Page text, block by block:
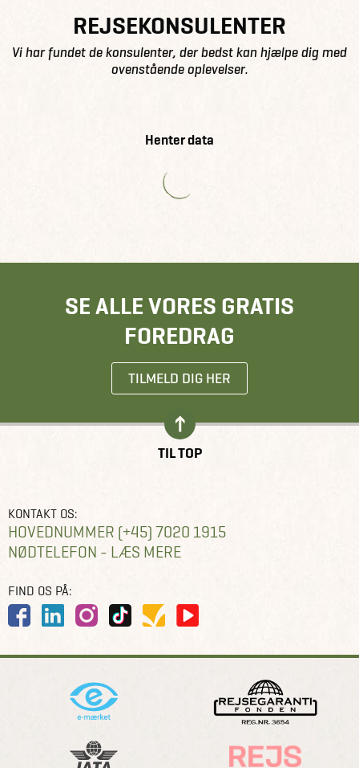
REJSEKONSULENTER
Vi har fundet de konsulenter, der bedst kan hjælpe dig med
ovenstående oplevelser.
Henter data
SE ALLE VORES GRATIS
FOREDRAG
TILMELD DIG HER
TIL TOP
KONTAKT OS:
HOVEDNUMMER (+45) 7020 1915
NØDTELEFON - LÆS MERE
FIND OS PÅ: